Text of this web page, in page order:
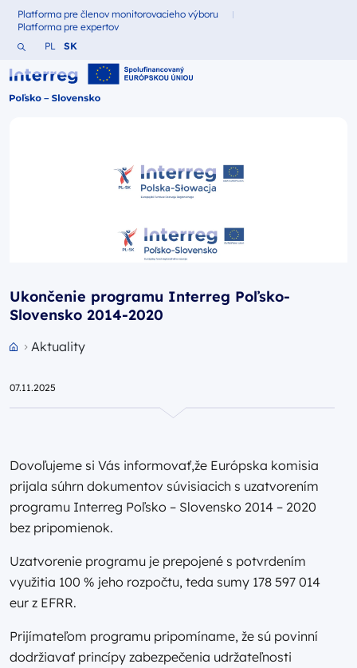
Fundusze dla
Platforma pre členov monitorovacieho výboru
Fundusze dla
Platforma pre expertov
Vyhľadajte webovú stránku
Zmień język na Polština
PL Zmień język na Slovenčina
SK
Interreg Polska – Słowacja 2021-2027
Ukončenie programu Interreg Poľsko-
Slovensko 2014-2020
Aktuality
07.11.2025
Dovoľujeme si Vás informovať,že Európska komisia
prijala súhrn dokumentov súvisiacich s uzatvorením
programu Interreg Poľsko – Slovensko 2014 – 2020
bez pripomienok.
Uzatvorenie programu je prepojené s potvrdením
využitia 100 % jeho rozpočtu, teda sumy 178 597 014
eur z EFRR.
Prijímateľom programu pripomíname, že sú povinní
dodržiavať princípy zabezpečenia udržateľnosti